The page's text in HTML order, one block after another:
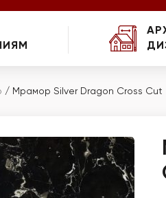
/ Мрамор Silver Dragon Cross Cut